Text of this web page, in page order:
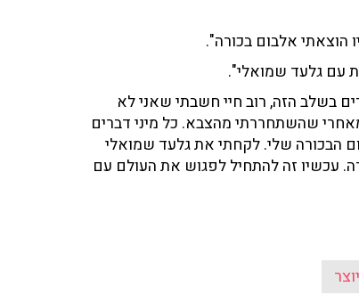
עם גלעד שמואלי".
או אלפי שירים בשלב הזה, רוב חיי חשבתי שאני לא
שהשתחררתי מהצבא. כל מיני דברים
הבכורה שלי. לקחתי את גלעד שמואלי
עכשיו זה להתחיל לפגוש את העולם עם